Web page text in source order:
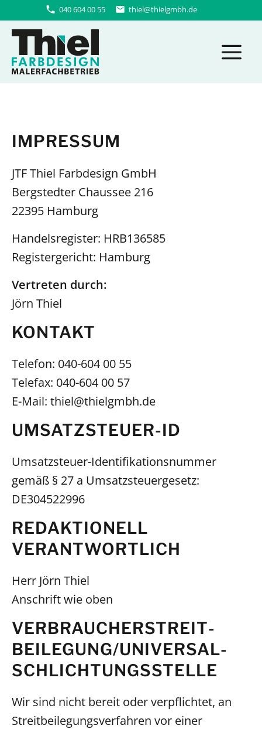
Inhalt
springen
040 604 00 55 thiel@thielgmbh.de
IMPRESSUM
JTF Thiel Farbdesign GmbH
Bergstedter Chaussee 216
22395 Hamburg
Handelsregister: HRB136585
Registergericht: Hamburg
Vertreten durch:
Jörn Thiel
KONTAKT
Telefon: 040-604 00 55
Telefax: 040-604 00 57
E-Mail: thiel@thielgmbh.de
UMSATZSTEUER-ID
Umsatzsteuer-Identifikationsnummer
gemäß § 27 a Umsatzsteuergesetz:
DE304522996
REDAKTIONELL
VERANTWORTLICH
Herr Jörn Thiel
Anschrift wie oben
VERBRAUCHER­STREIT­
BEILEGUNG/UNIVERSAL­
SCHLICHTUNGS­STELLE
Wir sind nicht bereit oder verpflichtet, an
Streitbeilegungsverfahren vor einer